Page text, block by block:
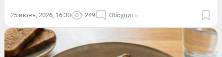
25 июня, 2026, 16:30 249 Обсудить